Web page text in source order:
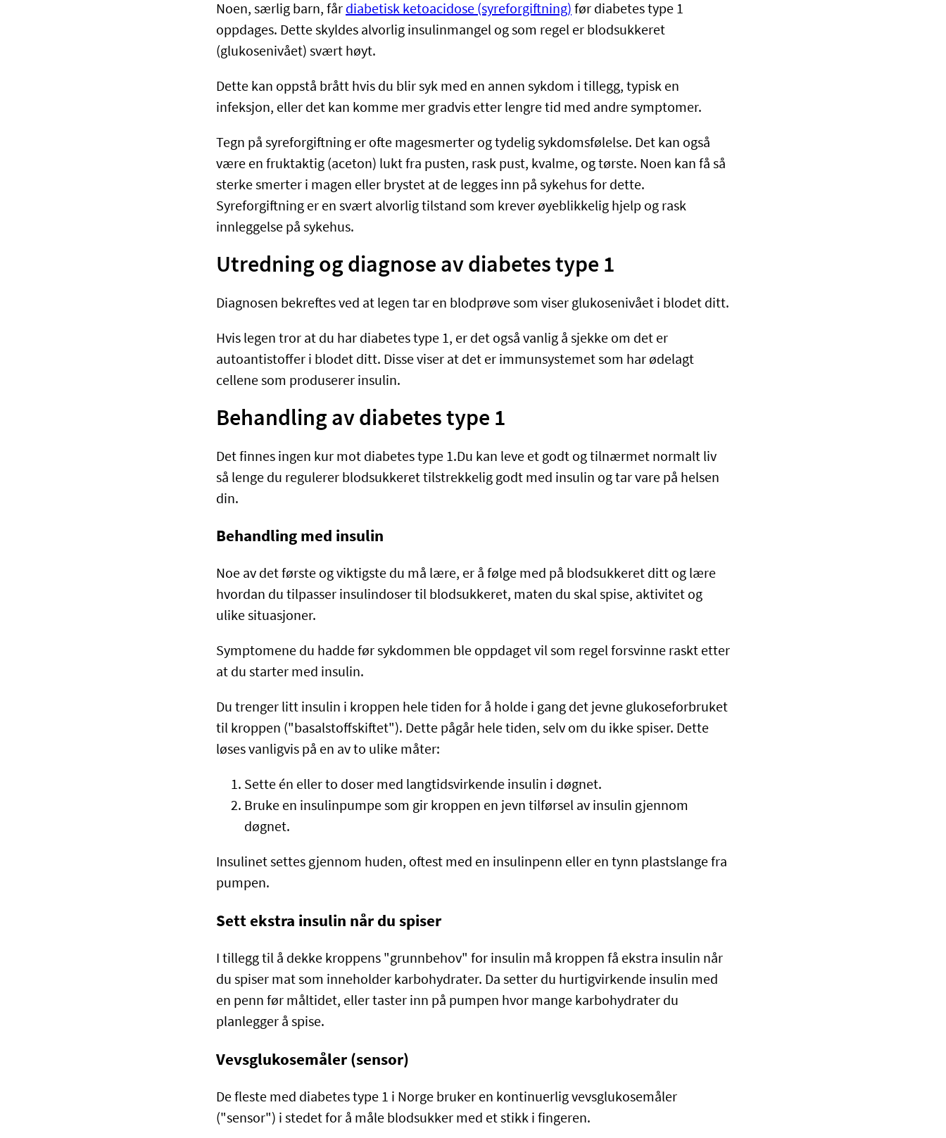
Noen, særlig barn, får diabetisk ketoacidose (syreforgiftning) før diabetes type 1
oppdages. Dette skyldes alvorlig insulinmangel og som regel er blodsukkeret
(glukosenivået) svært høyt.
Dette kan oppstå brått hvis du blir syk med en annen sykdom i tillegg, typisk en
infeksjon, eller det kan komme mer gradvis etter lengre tid med andre symptomer.
Tegn på syreforgiftning er ofte magesmerter og tydelig sykdomsfølelse. Det kan også
være en fruktaktig (aceton) lukt fra pusten, rask pust, kvalme, og tørste. Noen kan få så
sterke smerter i magen eller brystet at de legges inn på sykehus for dette.
Syreforgiftning er en svært alvorlig tilstand som krever øyeblikkelig hjelp og rask
innleggelse på sykehus.
Utredning og diagnose av diabetes type 1
Diagnosen bekreftes ved at legen tar en blodprøve som viser glukosenivået i blodet ditt.
Hvis legen tror at du har diabetes type 1, er det også vanlig å sjekke om det er
autoantistoffer i blodet ditt. Disse viser at det er immunsystemet som har ødelagt
cellene som produserer insulin.
Behandling av diabetes type 1
Det finnes ingen kur mot diabetes type 1.Du kan leve et godt og tilnærmet normalt liv
så lenge du regulerer blodsukkeret tilstrekkelig godt med insulin og tar vare på helsen
din.
Behandling med insulin
Noe av det første og viktigste du må lære, er å følge med på blodsukkeret ditt og lære
hvordan du tilpasser insulindoser til blodsukkeret, maten du skal spise, aktivitet og
ulike situasjoner.
Symptomene du hadde før sykdommen ble oppdaget vil som regel forsvinne raskt etter
at du starter med insulin.
Du trenger litt insulin i kroppen hele tiden for å holde i gang det jevne glukoseforbruket
til kroppen ("basalstoffskiftet"). Dette pågår hele tiden, selv om du ikke spiser. Dette
løses vanligvis på en av to ulike måter:
Sette én eller to doser med langtidsvirkende insulin i døgnet.
Bruke en insulinpumpe som gir kroppen en jevn tilførsel av insulin gjennom
døgnet.
Insulinet settes gjennom huden, oftest med en insulinpenn eller en tynn plastslange fra
pumpen.
Sett ekstra insulin når du spiser
I tillegg til å dekke kroppens "grunnbehov" for insulin må kroppen få ekstra insulin når
du spiser mat som inneholder karbohydrater. Da setter du hurtigvirkende insulin med
en penn før måltidet, eller taster inn på pumpen hvor mange karbohydrater du
planlegger å spise.
Vevsglukosemåler (sensor)
De fleste med diabetes type 1 i Norge bruker en kontinuerlig vevsglukosemåler
("sensor") i stedet for å måle blodsukker med et stikk i fingeren.